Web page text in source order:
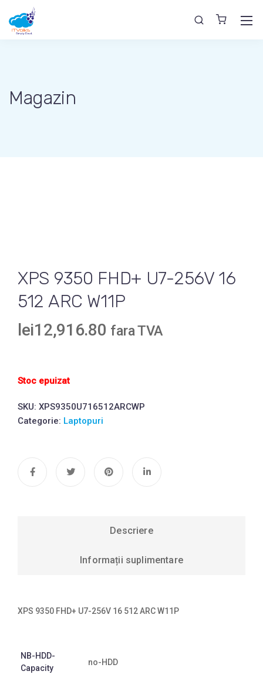
Magazin
XPS 9350 FHD+ U7-256V 16
512 ARC W11P
lei12,916.80 fara TVA
Stoc epuizat
SKU: XPS9350U716512ARCWP
Categorie: Laptopuri
Descriere
Informații suplimentare
XPS 9350 FHD+ U7-256V 16 512 ARC W11P
NB-HDD-
Capacity
no-HDD